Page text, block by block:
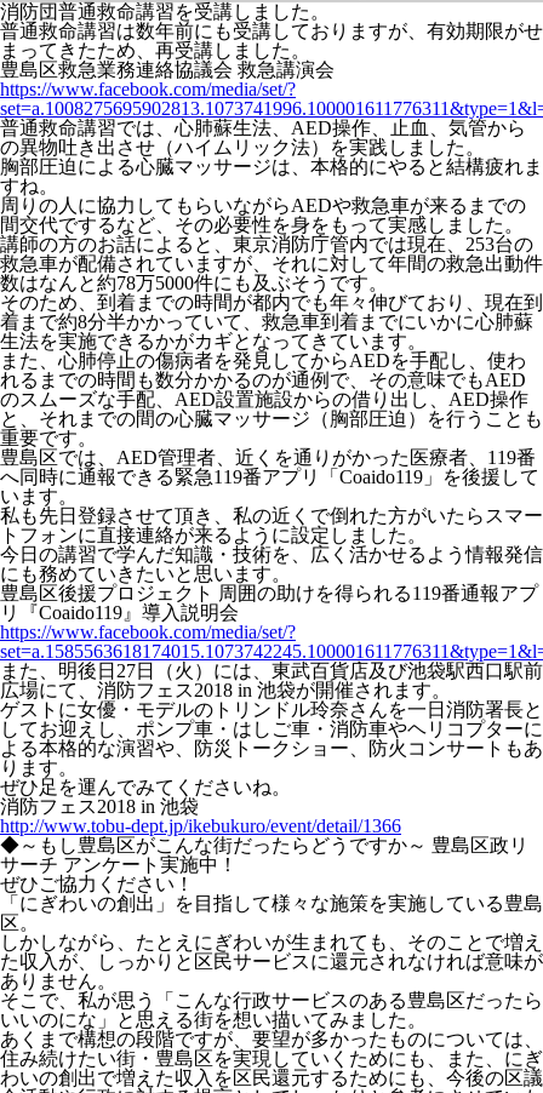
消防団普通救命講習を受講しました。
普通救命講習は数年前にも受講しておりますが、有効期限がせ
まってきたため、再受講しました。
豊島区救急業務連絡協議会 救急講演会
https://www.facebook.com/media/set/?
普通救命講習では、心肺蘇生法、AED操作、止血、気管から
の異物吐き出させ（ハイムリック法）を実践しました。
胸部圧迫による心臓マッサージは、本格的にやると結構疲れま
すね。
周りの人に協力してもらいながらAEDや救急車が来るまでの
間交代でするなど、その必要性を身をもって実感しました。
講師の方のお話によると、東京消防庁管内では現在、253台の
救急車が配備されていますが、それに対して年間の救急出動件
数はなんと約78万5000件にも及ぶそうです。
そのため、到着までの時間が都内でも年々伸びており、現在到
着まで約8分半かかっていて、救急車到着までにいかに心肺蘇
生法を実施できるかがカギとなってきています。
また、心肺停止の傷病者を発見してからAEDを手配し、使わ
れるまでの時間も数分かかるのが通例で、その意味でもAED
のスムーズな手配、AED設置施設からの借り出し、AED操作
と、それまでの間の心臓マッサージ（胸部圧迫）を行うことも
重要です。
豊島区では、AED管理者、近くを通りがかった医療者、119番
へ同時に通報できる緊急119番アプリ「Coaido119」を後援して
います。
私も先日登録させて頂き、私の近くで倒れた方がいたらスマー
トフォンに直接連絡が来るように設定しました。
今日の講習で学んだ知識・技術を、広く活かせるよう情報発信
にも務めていきたいと思います。
豊島区後援プロジェクト 周囲の助けを得られる119番通報アプ
リ『Coaido119』導入説明会
https://www.facebook.com/media/set/?
また、明後日27日（火）には、東武百貨店及び池袋駅西口駅前
広場にて、消防フェス2018 in 池袋が開催されます。
ゲストに女優・モデルのトリンドル玲奈さんを一日消防署長と
してお迎えし、ポンプ車・はしご車・消防車やヘリコプターに
よる本格的な演習や、防災トークショー、防火コンサートもあ
ります。
ぜひ足を運んでみてくださいね。
消防フェス2018 in 池袋
http://www.tobu-dept.jp/ikebukuro/event/detail/1366
◆～もし豊島区がこんな街だったらどうですか～ 豊島区政リ
サーチ アンケート実施中！
ぜひご協力ください！
「にぎわいの創出」を目指して様々な施策を実施している豊島
区。
しかしながら、たとえにぎわいが生まれても、そのことで増え
た収入が、しっかりと区民サービスに還元されなければ意味が
ありません。
そこで、私が思う「こんな行政サービスのある豊島区だったら
いいのにな」と思える街を想い描いてみました。
あくまで構想の段階ですが、要望が多かったものについては、
住み続けたい街・豊島区を実現していくためにも、また、にぎ
わいの創出で増えた収入を区民還元するためにも、今後の区議